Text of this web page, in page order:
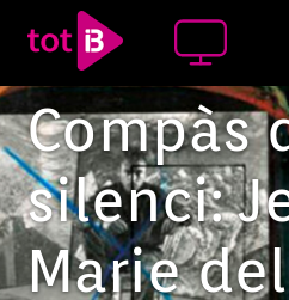
Compàs
silenci:
Marie